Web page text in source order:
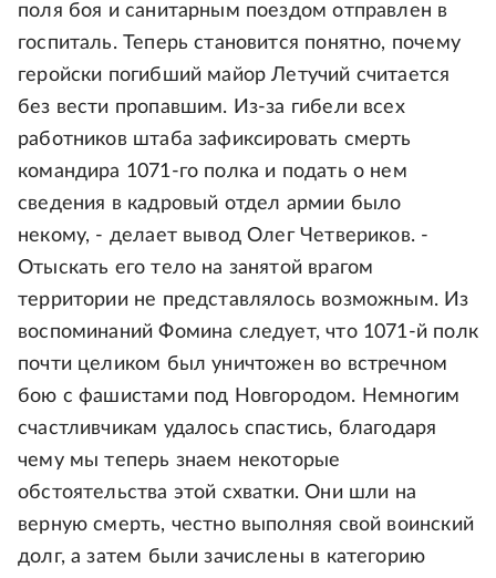
поля боя и санитарным поездом отправлен в
госпиталь. Теперь становится понятно, почему
геройски погибший майор Летучий считается
без вести пропавшим. Из-за гибели всех
работников штаба зафиксировать смерть
командира 1071-го полка и подать о нем
сведения в кадровый отдел армии было
некому, - делает вывод Олег Четвериков. -
Отыскать его тело на занятой врагом
территории не представлялось возможным. Из
воспоминаний Фомина следует, что 1071-й полк
почти целиком был уничтожен во встречном
бою с фашистами под Новгородом. Немногим
счастливчикам удалось спастись, благодаря
чему мы теперь знаем некоторые
обстоятельства этой схватки. Они шли на
верную смерть, честно выполняя свой воинский
долг, а затем были зачислены в категорию